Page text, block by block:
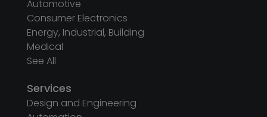
Services
Design and Engineering
Automation
Manufacturing
Testing Capabilities
See All